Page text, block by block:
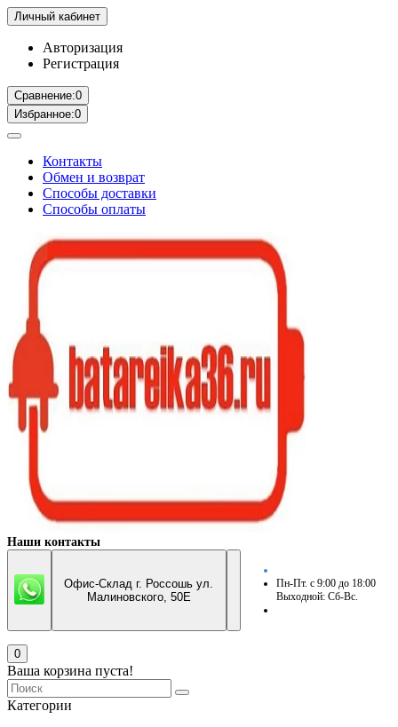
Личный кабинет
Авторизация
Регистрация
Сравнение:0
Избранное:0
Контакты
Обмен и возврат
Способы доставки
Способы оплаты
Наши контакты
Офис-Склад г. Россошь ул.
Малиновского, 50Е
Пн-Пт. с 9:00 до 18:00
Выходной: Сб-Вс.
0
Ваша корзина пуста!
Категории